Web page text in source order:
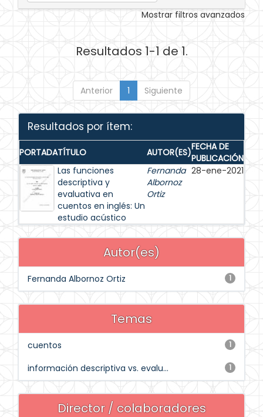
Mostrar filtros avanzados
Resultados 1-1 de 1.
Anterior 1 Siguiente
Resultados por ítem:
PORTADATÍTULO AUTOR(ES)FECHA DE
PUBLICACIÓN
Las funciones
descriptiva y
evaluativa en
cuentos en inglés: Un
estudio acústico
Fernanda
Albornoz
Ortiz
28-ene-2021
Autor(es)
1
Fernanda Albornoz Ortiz
Temas
1
cuentos
1
información descriptiva vs. evalu...
Director / colaboradores